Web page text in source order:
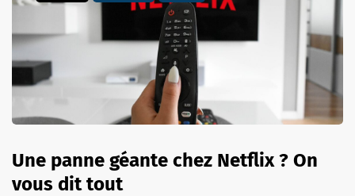
Une panne géante chez Netflix ? On
vous dit tout